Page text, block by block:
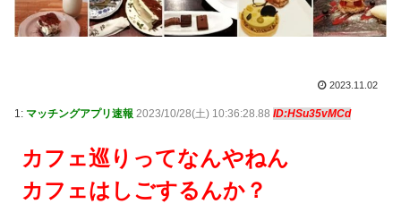
2023.11.02
1: マッチングアプリ速報 2023/10/28(土) 10:36:28.88 ID:HSu35vMCd
カフェ巡りってなんやねん
カフェはしごするんか？